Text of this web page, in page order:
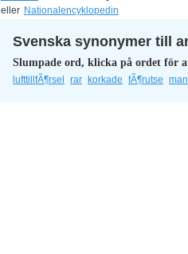
eller Nationalencyklopedin
Svenska synonymer till
Slumpade ord, klicka på ordet för
lufttillfÃ¶rsel rar korkade fÃ¶rutse